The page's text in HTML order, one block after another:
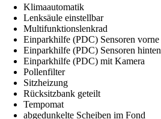
Klimaautomatik
Lenksäule einstellbar
Multifunktionslenkrad
Einparkhilfe (PDC) Sensoren vorne
Einparkhilfe (PDC) Sensoren hinten
Einparkhilfe (PDC) mit Kamera
Pollenfilter
Sitzheizung
Rücksitzbank geteilt
Tempomat
abgedunkelte Scheiben im Fond